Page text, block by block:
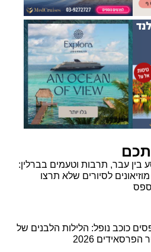
בין עבר, תרבות וטעמים בברלין:
מוזיאונים לסיורים שלא תרצו
כוכב נופל: הלילות הלבנים של
הפרסאידים 2026